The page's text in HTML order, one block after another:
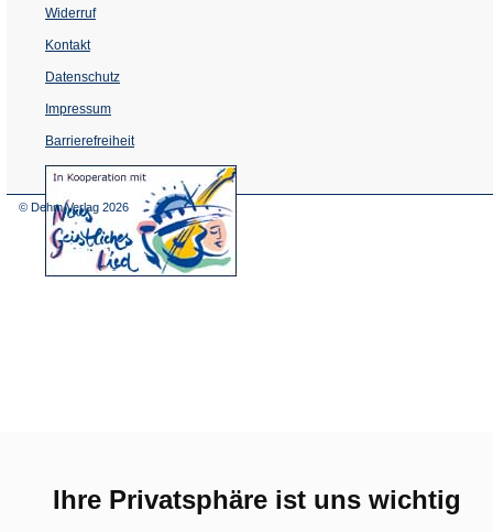
Ihre Privatsphäre ist uns wichtig
Widerruf
Kontakt
Datenschutz
Impressum
Barrierefreiheit
(Öffnet
in
© Dehm Verlag 2026